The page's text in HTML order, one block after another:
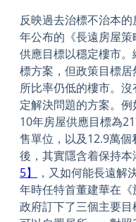
反映過去治標不治本
年公布的《長遠房屋
供應目標以穩定樓市
標方案，但政策目標
所比率仍低的樓市。
定解決問題的方案。
10年房屋供應目標為
售單位，以及12.9萬
後，其實隱含着保持
5】
，又如何能長遠解
年時任特首董建華在
政府訂下了三個主要